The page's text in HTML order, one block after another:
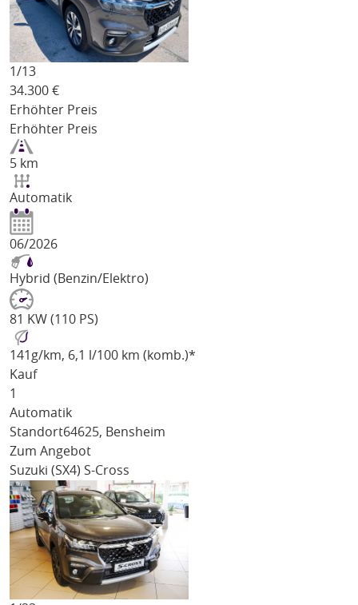
1/13
34.300 €
Erhöhter Preis
Erhöhter Preis
5 km
Automatik
06/2026
Hybrid (Benzin/Elektro)
81 KW (110 PS)
141 g/km, 6,1 l/100 km (komb.)*
Kauf
1
Automatik
Standort64625, Bensheim
Zum Angebot
Suzuki (SX4) S-Cross